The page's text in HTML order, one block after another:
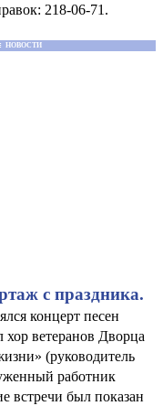
218-06-71.
НОВОСТИ
с праздника.
концерт песен
ветеранов Дворца
(руководитель
работник
встречи был показан